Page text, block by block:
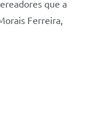
que a
Ferreira,